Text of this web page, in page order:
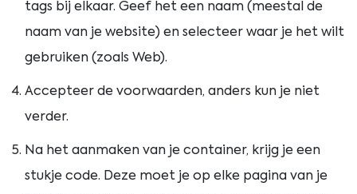
tags bij elkaar. Geef het een naam (meestal de
naam van je website) en selecteer waar je het wilt
gebruiken (zoals Web).
Accepteer de voorwaarden, anders kun je niet
verder.
Na het aanmaken van je container, krijg je een
stukje code. Deze moet je op elke pagina van je